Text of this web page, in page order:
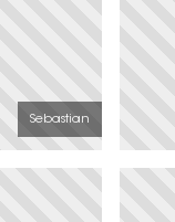
Sebastian